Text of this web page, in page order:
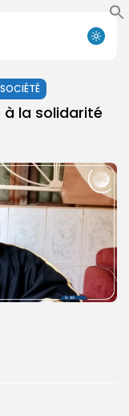
SOCIÉTÉ
à la solidarité